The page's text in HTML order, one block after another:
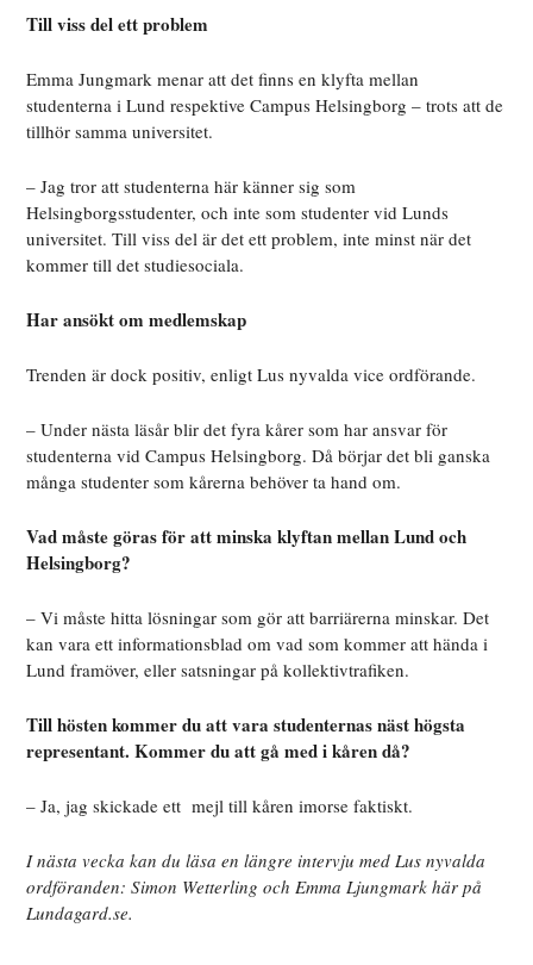
Till viss del ett problem
Emma Jungmark menar att det finns en klyfta mellan
studenterna i Lund respektive Campus Helsingborg – trots att de
tillhör samma universitet.
– Jag tror att studenterna här känner sig som
Helsingborgsstudenter, och inte som studenter vid Lunds
universitet. Till viss del är det ett problem, inte minst när det
kommer till det studiesociala.
Har ansökt om medlemskap
Trenden är dock positiv, enligt Lus nyvalda vice ordförande.
– Under nästa läsår blir det fyra kårer som har ansvar för
studenterna vid Campus Helsingborg. Då börjar det bli ganska
många studenter som kårerna behöver ta hand om.
Vad måste göras för att minska klyftan mellan Lund och
Helsingborg?
– Vi måste hitta lösningar som gör att barriärerna minskar. Det
kan vara ett informationsblad om vad som kommer att hända i
Lund framöver, eller satsningar på kollektivtrafiken.
Till hösten kommer du att vara studenternas näst högsta
representant. Kommer du att gå med i kåren då?
– Ja, jag skickade ett mejl till kåren imorse faktiskt.
I nästa vecka kan du läsa en längre intervju med Lus nyvalda
ordföranden: Simon Wetterling och Emma Ljungmark här på
Lundagard.se.